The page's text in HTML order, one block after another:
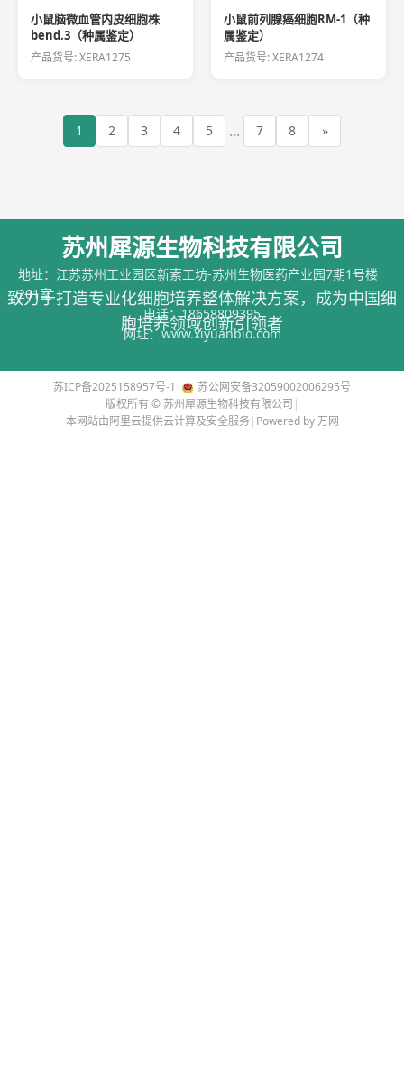
小鼠脑微血管内皮细胞株
bend.3（种属鉴定）
产品货号: XERA1275
小鼠前列腺癌细胞RM-1（种
属鉴定）
产品货号: XERA1274
1 2 3 4 5 ... 7 8 »
苏州犀源生物科技有限公司
致力于打造专业化细胞培养整体解决方案，成为中国细
胞培养领域创新引领者
地址：江苏苏州工业园区新索工坊-苏州生物医药产业园7期1号楼
201室
电话：18658809395
网址：www.xiyuanbio.com
苏ICP备2025158957号-1 |
苏公网安备32059002006295号
版权所有 © 苏州犀源生物科技有限公司 |
本网站由阿里云提供云计算及安全服务 | Powered by 万网